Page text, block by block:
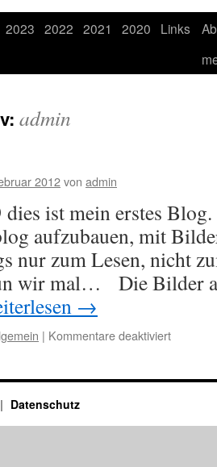
2023 2022 2021 2020 Links
admin
2012von admin
ist mein erstes
aufzubauen, mit
nur zum Lesen, nicht
wir mal… Die Bilder
→
| Kommentare deaktiviertfür
Datenschutz